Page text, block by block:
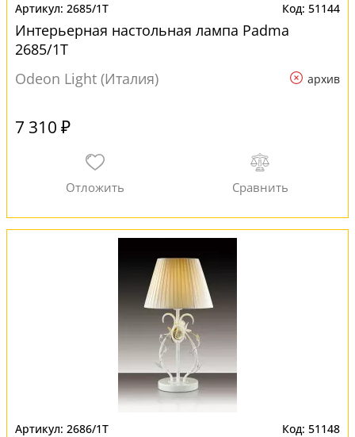
2685/1T 51144
Интерьерная настольная лампа Padma
2685/1T
Odeon Light (Италия)
архив
7 310 ₽
2686/1T 51148